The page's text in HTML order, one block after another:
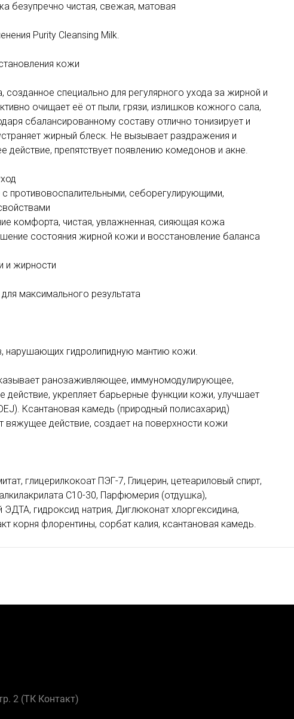
безупречно чистая, свежая, матовая
Purity Cleansing Milk.
кожи
специально для регулярного ухода за жирной и
очищает её от пыли, грязи, излишков кожного сала,
сбалансированному составу отлично тонизирует и
жирный блеск. Не вызывает раздражения и
действие, препятствует появлению комедонов и акне.
противовоспалительными, себорегулирующими,
комфорта, чистая, увлажненная, сияющая кожа
состояния жирной кожи и восстановление баланса
и жирности
максимального результата
нарушающих гидролипидную мантию кожи.
ранозаживляющее, иммуномодулирующее,
действие, укрепляет барьерные функции кожи, улучшает
Ксантановая камедь (природный полисахарид)
действие, создает на поверхности кожи
глицерилкокоат ПЭГ-7, Глицерин, цетеариловый спирт,
С10-30, Парфюмерия (отдушка),
гидроксид натрия, Диглюконат хлоргексидина,
корня флорентины, сорбат калия, ксантановая камедь.
2 (ТК Контакт)